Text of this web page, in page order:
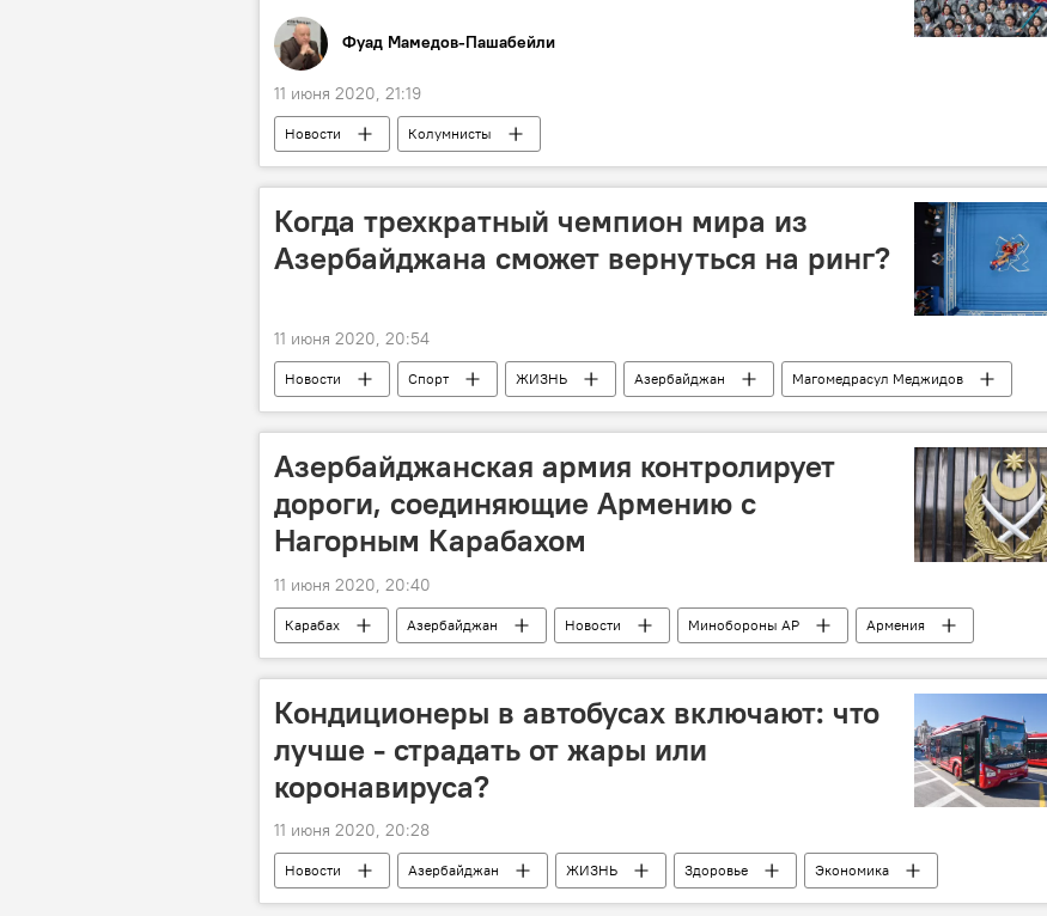
Фуад Мамедов-Пашабейли
11 июня 2020, 21:19
Новости Колумнисты
Когда трехкратный чемпион мира из
Азербайджана сможет вернуться на ринг?
11 июня 2020, 20:54
Новости Спорт ЖИЗНЬ Азербайджан Магомедрасул Меджидов
Азербайджанская армия контролирует
дороги, соединяющие Армению с
Нагорным Карабахом
11 июня 2020, 20:40
Карабах Азербайджан Новости Минобороны АР
Армения
дорога
Кондиционеры в автобусах включают: что
лучше - страдать от жары или
коронавируса?
11 июня 2020, 20:28
Новости Азербайджан ЖИЗНЬ Здоровье
Экономика
автобусы
Бакинское транспортное агентство (БТА)
Кондиционеры